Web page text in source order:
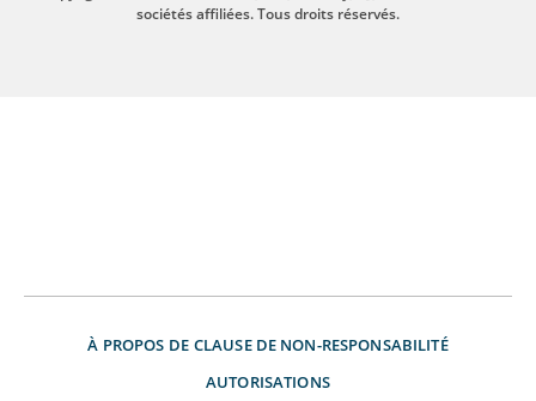
sociétés affiliées. Tous droits réservés.
À PROPOS DE CLAUSE DE NON-RESPONSABILITÉ
AUTORISATIONS